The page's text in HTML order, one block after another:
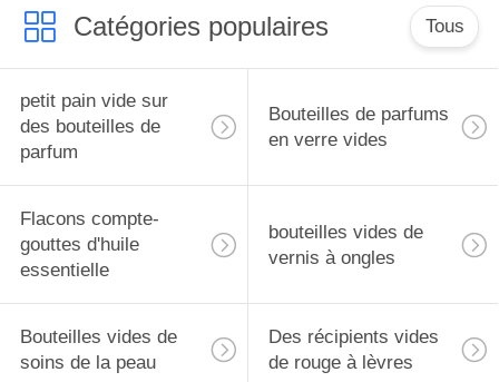
protection de voyage
Catégories populaires Tous
petit pain vide sur
des bouteilles de
parfum
Bouteilles de parfums
en verre vides
Flacons compte-
gouttes d'huile
essentielle
bouteilles vides de
vernis à ongles
Bouteilles vides de
soins de la peau
Des récipients vides
de rouge à lèvres